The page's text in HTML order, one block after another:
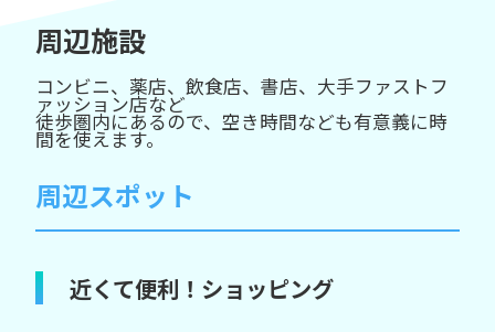
周辺施設
コンビニ、薬店、飲食店、書店、大手ファストフ
ァッション店など
徒歩圏内にあるので、空き時間なども有意義に時
間を使えます。
周辺スポット
近くて便利！ショッピング